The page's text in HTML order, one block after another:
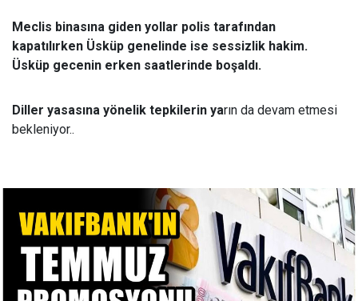
Meclis binasına giden yollar polis tarafından
kapatılırken Üsküp genelinde ise sessizlik hakim.
Üsküp gecenin erken saatlerinde boşaldı.
Diller yasasına yönelik tepkilerin yarın da devam etmesi
bekleniyor..